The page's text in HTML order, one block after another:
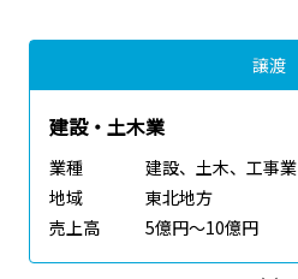
譲渡
建設・土木業
業種
建設、土木、工事業
地域
東北地方
売上高
5億円～10億円